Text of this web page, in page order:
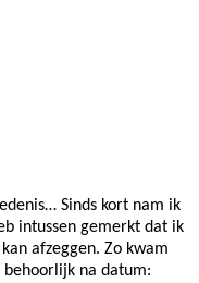
Sinds kort nam ik
intussen gemerkt dat ik
afzeggen. Zo kwam
na datum: